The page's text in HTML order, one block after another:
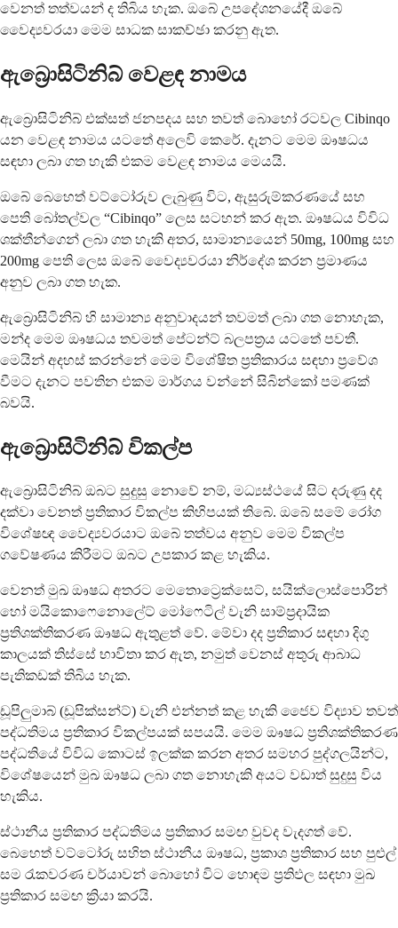
වෙනත් තත්වයන් ද තිබිය හැක. ඔබේ උපදේශනයේදී ඔබේ
වෛද්‍යවරයා මෙම සාධක සාකච්ඡා කරනු ඇත.
ඇබ්‍රොසිටිනිබ් වෙළඳ නාමය
ඇබ්‍රොසිටිනිබ් එක්සත් ජනපදය සහ තවත් බොහෝ රටවල Cibinqo
යන වෙළඳ නාමය යටතේ අලෙවි කෙරේ. දැනට මෙම ඖෂධය
සඳහා ලබා ගත හැකි එකම වෙළඳ නාමය මෙයයි.
ඔබේ බෙහෙත් වට්ටෝරුව ලැබුණු විට, ඇසුරුම්කරණයේ සහ
පෙති බෝතල්වල “Cibinqo” ලෙස සටහන් කර ඇත. ඖෂධය විවිධ
ශක්තීන්ගෙන් ලබා ගත හැකි අතර, සාමාන්‍යයෙන් 50mg, 100mg සහ
200mg පෙති ලෙස ඔබේ වෛද්‍යවරයා නිර්දේශ කරන ප්‍රමාණය
අනුව ලබා ගත හැක.
ඇබ්‍රොසිටිනිබ් හි සාමාන්‍ය අනුවාදයන් තවමත් ලබා ගත නොහැක,
මන්ද මෙම ඖෂධය තවමත් පේටන්ට් බලපත්‍රය යටතේ පවතී.
මෙයින් අදහස් කරන්නේ මෙම විශේෂිත ප්‍රතිකාරය සඳහා ප්‍රවේශ
වීමට දැනට පවතින එකම මාර්ගය වන්නේ සිබින්කෝ පමණක්
බවයි.
ඇබ්‍රොසිටිනිබ් විකල්ප
ඇබ්‍රොසිටිනිබ් ඔබට සුදුසු නොවේ නම්, මධ්‍යස්ථයේ සිට දරුණු දද
දක්වා වෙනත් ප්‍රතිකාර විකල්ප කිහිපයක් තිබේ. ඔබේ සමේ රෝග
විශේෂඥ වෛද්‍යවරයාට ඔබේ තත්වය අනුව මෙම විකල්ප
ගවේෂණය කිරීමට ඔබට උපකාර කළ හැකිය.
වෙනත් මුඛ ඖෂධ අතරට මෙතොට්‍රෙක්සෙට්, සයික්ලොස්පොරින්
හෝ මයිකොෆෙනොලේට් මෝෆෙටිල් වැනි සාම්ප්‍රදායික
ප්‍රතිශක්තිකරණ ඖෂධ ඇතුළත් වේ. මේවා දද ප්‍රතිකාර සඳහා දිගු
කාලයක් තිස්සේ භාවිතා කර ඇත, නමුත් වෙනස් අතුරු ආබාධ
පැතිකඩක් තිබිය හැක.
ඩූපිලුමාබ් (ඩූපික්සන්ට්) වැනි එන්නත් කළ හැකි ජෛව විද්‍යාව තවත්
පද්ධතිමය ප්‍රතිකාර විකල්පයක් සපයයි. මෙම ඖෂධ ප්‍රතිශක්තිකරණ
පද්ධතියේ විවිධ කොටස් ඉලක්ක කරන අතර සමහර පුද්ගලයින්ට,
විශේෂයෙන් මුඛ ඖෂධ ලබා ගත නොහැකි අයට වඩාත් සුදුසු විය
හැකිය.
ස්ථානීය ප්‍රතිකාර පද්ධතිමය ප්‍රතිකාර සමඟ වුවද වැදගත් වේ.
බෙහෙත් වට්ටෝරු සහිත ස්ථානීය ඖෂධ, ප්‍රකාශ ප්‍රතිකාර සහ පුළුල්
සම රැකවරණ චර්යාවන් බොහෝ විට හොඳම ප්‍රතිඵල සඳහා මුඛ
ප්‍රතිකාර සමඟ ක්‍රියා කරයි.